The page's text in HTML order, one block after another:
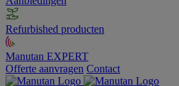
Refurbished producten
Manutan EXPERT
Offerte aanvragen Contact